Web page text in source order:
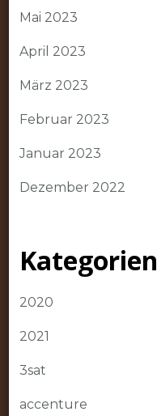
Mai 2023
April 2023
März 2023
Februar 2023
Januar 2023
Dezember 2022
Kategorien
2020
2021
3sat
accenture